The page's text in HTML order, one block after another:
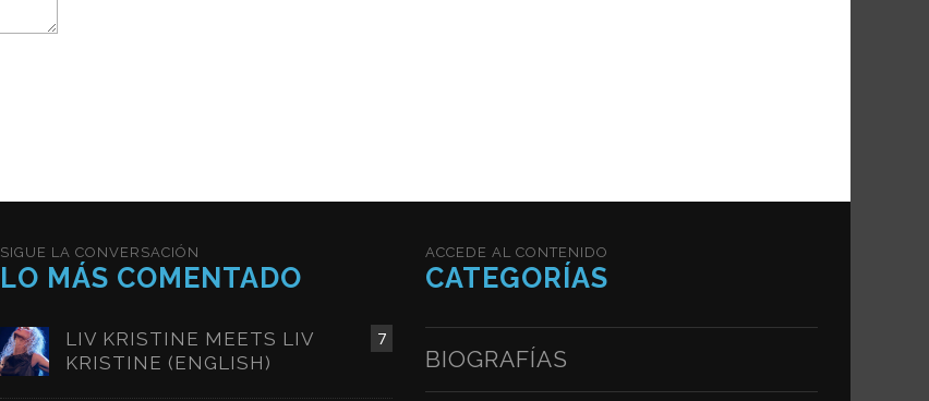
SIGUE LA CONVERSACIÓN
LO MÁS COMENTADO
7
LIV KRISTINE MEETS LIV
KRISTINE (ENGLISH)
ACCEDE AL CONTENIDO
CATEGORÍAS
BIOGRAFÍAS